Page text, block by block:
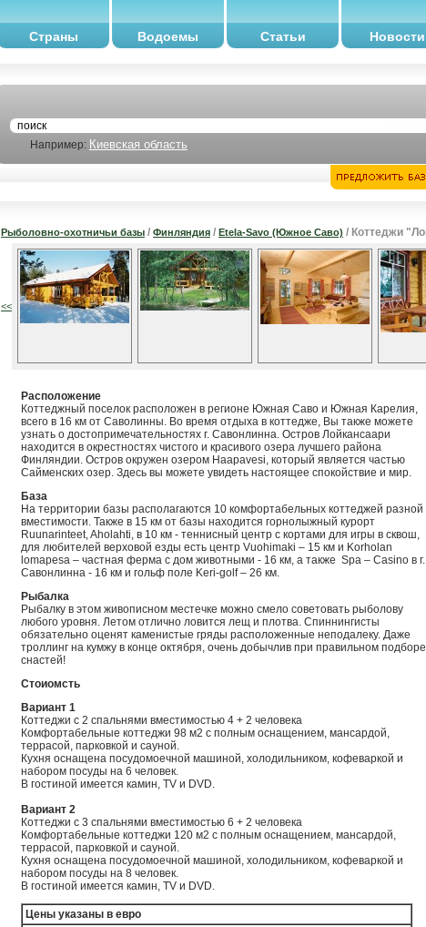
Страны Водоемы Статьи Новости
Например: Киевская область
Рыболовно-охотничьи базы / Финляндия / Etela-Savo (Южное Саво) / Коттеджи
<<
Расположение
Коттеджный поселок расположен в регионе Южная Саво и Южная Карелия,
всего в 16 км от Саволинны. Во время отдыха в коттедже, Вы также можете
узнать о достопримечательностях г. Савонлинна. Остров Лойкансаари
находится в окрестностях чистого и красивого озера лучшего района
Финляндии. Остров окружен озером Haapavesi, который является частью
Сайменских озер. Здесь вы можете увидеть настоящее спокойствие и мир.
База
На территории базы располагаются 10 комфортабельных коттеджей разной
вместимости. Также в 15 км от базы находится горнолыжный курорт
Ruunarinteet, Aholahti, в 10 км - теннисный центр с кортами для игры в сквош,
для любителей верховой езды есть центр Vuohimaki – 15 км и Korholan
lomapesa – частная ферма с дом животными - 16 км, а также Spa – Casino в г.
Савонлинна - 16 км и гольф поле Keri-golf – 26 км.
Рыбалка
Рыбалку в этом живописном местечке можно смело советовать рыболову
любого уровня. Летом отлично ловится лещ и плотва. Спиннингисты
обязательно оценят каменистые гряды расположенные неподалеку. Даже
троллинг на кумжу в конце октября, очень добычлив при правильном подборе
снастей!
Стоиомсть
Вариант 1
Коттеджи с 2 спальнями вместимостью 4 + 2 человека
Комфортабельные коттеджи 98 м2 с полным оснащением, мансардой,
террасой, парковкой и сауной.
Кухня оснащена посудомоечной машиной, холодильником, кофеваркой и
набором посуды на 6 человек.
В гостиной имеется камин, TV и DVD.
Вариант 2
Коттеджи с 3 спальнями вместимостью 6 + 2 человека
Комфортабельные коттеджи 120 м2 с полным оснащением, мансардой,
террасой, парковкой и сауной.
Кухня оснащена посудомоечной машиной, холодильником, кофеваркой и
набором посуды на 8 человек.
В гостиной имеется камин, TV и DVD.
Цены указаны в евро